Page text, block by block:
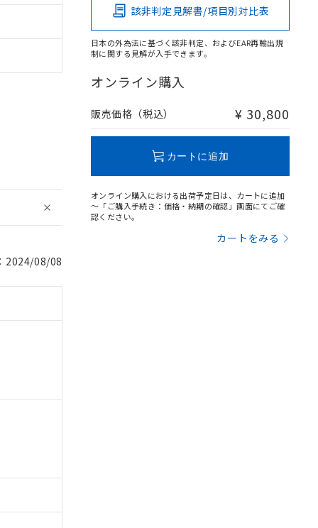
2024/08/08
該非判定見解書/項目別対比表
日本の外為法に基づく該非判定、およびEAR再輸出規
制に関する見解が入手できます。
オンライン購入
販売価格（税込） ¥ 30,800
カートに追加
オンライン購入における出荷予定日は、カートに追加
～「ご購入手続き：価格・納期の確認」画面にてご確
認ください。
カートをみる